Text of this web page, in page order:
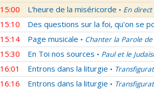
15:00 L'heure de la miséricorde • En direct
15:10 Des questions sur la foi, qu'on se
15:14 Page musicale • Chanter la Parole
15:30 En Toi nos sources • Paul et le
16:01 Entrons dans la liturgie •
16:16 Entrons dans la liturgie •